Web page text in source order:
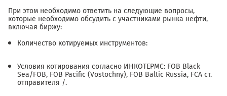
При этом необходимо ответить на следующие вопросы,
которые необходимо обсудить с участниками рынка нефти,
включая биржу:
Количество котируемых инструментов:
Условия котирования согласно ИНКОТЕРМС: FOB Black
Sea/FOB, FOB Pacific (Vostochny), FOB Baltic Russia, FCA ст.
отправителя /.